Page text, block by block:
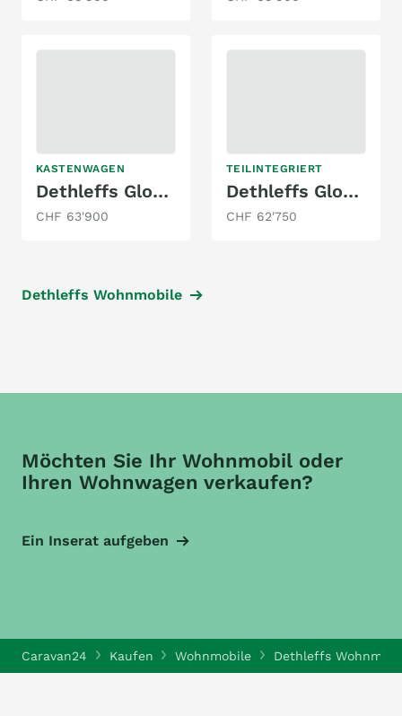
KASTENWAGEN
Dethleffs Globetrail Advantage 640 ES Fiat
CHF 63'900
TEILINTEGRIERT
Dethleffs Globebus Go T 45
CHF 62'750
Dethleffs Wohnmobile
Möchten Sie Ihr Wohnmobil oder
Ihren Wohnwagen verkaufen?
Ein Inserat aufgeben
Caravan24 Kaufen Wohnmobile Dethleffs